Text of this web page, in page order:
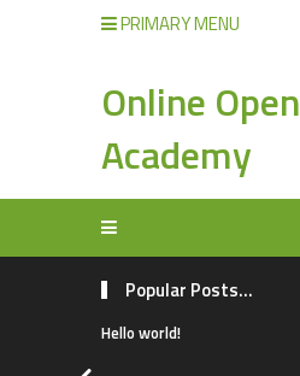
PRIMARY MENU
Online Open
Academy
Popular Posts...
Hello world!